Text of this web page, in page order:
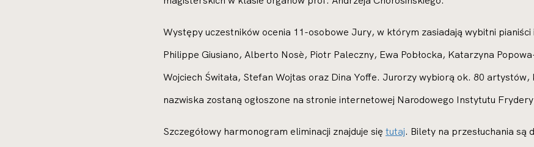
Występy uczestników ocenia 11-osobowe Jury, w którym zasiadają wybitni
Philippe Giusiano, Alberto Nosè, Piotr Paleczny, Ewa Pobłocka, Katarzyna
Wojciech Świtała, Stefan Wojtas oraz Dina Yoffe. Jurorzy wybiorą ok. 80
nazwiska zostaną ogłoszone na stronie internetowej Narodowego Instytutu
Szczegółowy harmonogram eliminacji znajduje się tutaj. Bilety na przesłuchania są